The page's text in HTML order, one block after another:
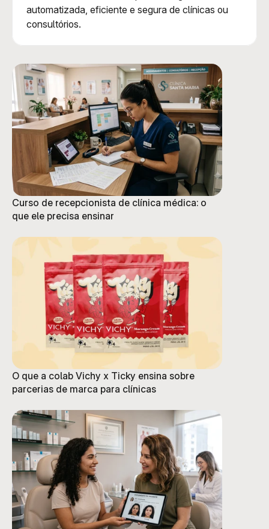
automatizada, eficiente e segura de clínicas ou
consultórios.
Curso de recepcionista de clínica médica: o
que ele precisa ensinar
O que a colab Vichy x Ticky ensina sobre
parcerias de marca para clínicas